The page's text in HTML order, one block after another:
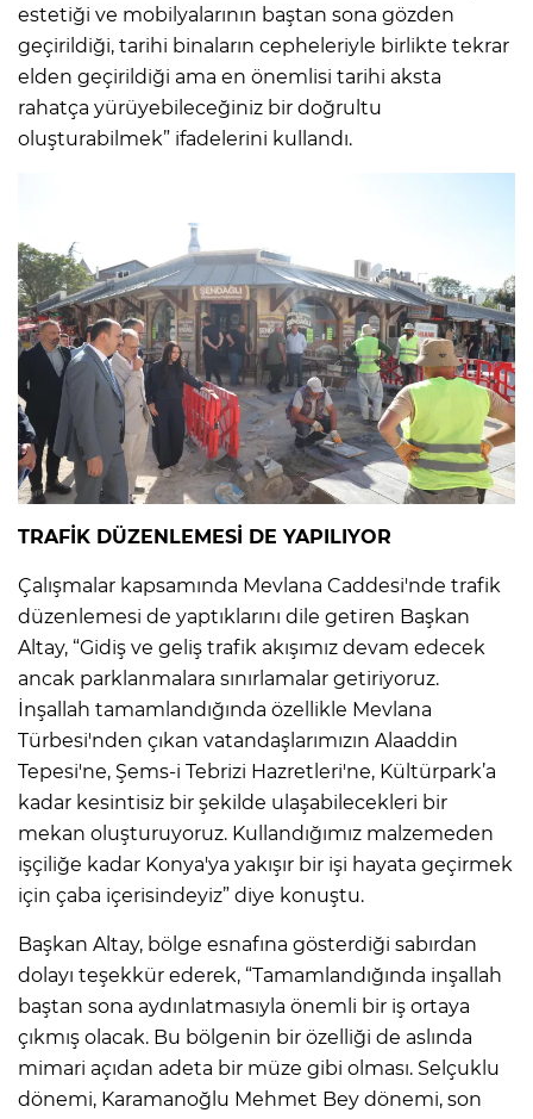
estetiği ve mobilyalarının baştan sona gözden
geçirildiği, tarihi binaların cepheleriyle birlikte tekrar
elden geçirildiği ama en önemlisi tarihi aksta
rahatça yürüyebileceğiniz bir doğrultu
oluşturabilmek” ifadelerini kullandı.
TRAFİK DÜZENLEMESİ DE YAPILIYOR
Çalışmalar kapsamında Mevlana Caddesi'nde trafik
düzenlemesi de yaptıklarını dile getiren Başkan
Altay, “Gidiş ve geliş trafik akışımız devam edecek
ancak parklanmalara sınırlamalar getiriyoruz.
İnşallah tamamlandığında özellikle Mevlana
Türbesi'nden çıkan vatandaşlarımızın Alaaddin
Tepesi'ne, Şems-i Tebrizi Hazretleri'ne, Kültürpark’a
kadar kesintisiz bir şekilde ulaşabilecekleri bir
mekan oluşturuyoruz. Kullandığımız malzemeden
işçiliğe kadar Konya'ya yakışır bir işi hayata geçirmek
için çaba içerisindeyiz” diye konuştu.
Başkan Altay, bölge esnafına gösterdiği sabırdan
dolayı teşekkür ederek, “Tamamlandığında inşallah
baştan sona aydınlatmasıyla önemli bir iş ortaya
çıkmış olacak. Bu bölgenin bir özelliği de aslında
mimari açıdan adeta bir müze gibi olması. Selçuklu
dönemi, Karamanoğlu Mehmet Bey dönemi, son